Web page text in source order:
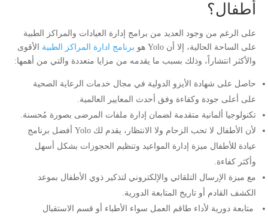
أطفال؟
على الرغم من وجود العديد من برامج إدارة العيادات والمراكز الطبية
على الساحة الحالية، إلا أن Yolo هو
برنامج ادارة المراكز الطبية الأقوى
والأكثر انتشاراً، وذلك بسبب ما يقدمه من مزايا متعددة والتي من أهمها:
حاصل على شهادة الأيزو الدولية في مجال خدمات الرعاية الصحية
على أعلى جودة وكفاءة وفق أحدث المعايير العالمية.
تكنولوجيا ألمانية متقدمة لضمان إدارة ملفات المرضى بصورة مُحسنة.
لأن الأطفال لا تحب الزحام ولا الانتظار، يقدم لك Yolo أفضل برنامج
عيادة للأطفال ميزة إدارة المواعيد وتنظيم الحجوزات بشكل أسهل
وأكثر كفاءة.
مع ميزة الإرسال التلقائي والإلكتروني لتذكير ذوي الأطفال بموعد
الكشف القادم أو تاريخ المتابعة الدورية.
متابعة دورية لأداء طاقم العمل سواء الأطباء أو قسم الاستقبال